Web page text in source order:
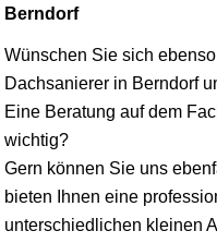
Berndorf
Wünschen Sie sich
Dachsanierer in Berndorf
Eine Beratung auf dem
wichtig?
Gern können Sie uns
bieten Ihnen eine
unterschiedlichen kleinen